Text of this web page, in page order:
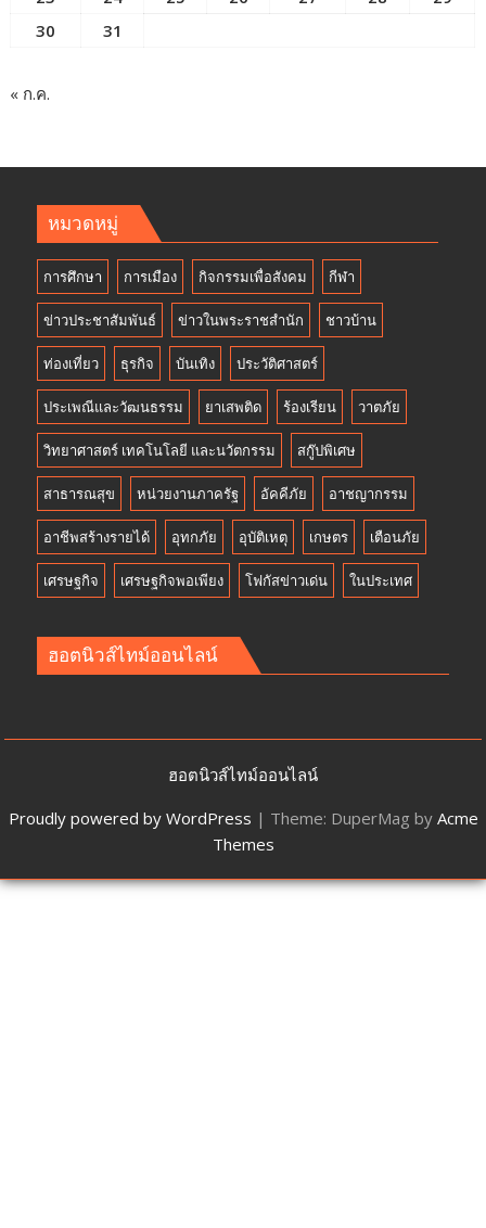
30
31
« ก.ค.
หมวดหมู่
การศึกษา การเมือง กิจกรรมเพื่อสังคม กีฬา
ข่าวประชาสัมพันธ์ ข่าวในพระราชสำนัก ชาวบ้าน
ท่องเที่ยว ธุรกิจ บันเทิง ประวัติศาสตร์
ประเพณีและวัฒนธรรม ยาเสพติด ร้องเรียน วาตภัย
วิทยาศาสตร์ เทคโนโลยี และนวัตกรรม สกู๊ปพิเศษ
สาธารณสุข หน่วยงานภาครัฐ อัคคีภัย อาชญากรรม
อาชีพสร้างรายได้ อุทกภัย อุบัติเหตุ เกษตร เตือนภัย
เศรษฐกิจ เศรษฐกิจพอเพียง โฟกัสข่าวเด่น ในประเทศ
ฮอตนิวส์ไทม์ออนไลน์
ฮอตนิวส์ไทม์ออนไลน์
Proudly powered by WordPress | Theme: DuperMag by Acme
Themes